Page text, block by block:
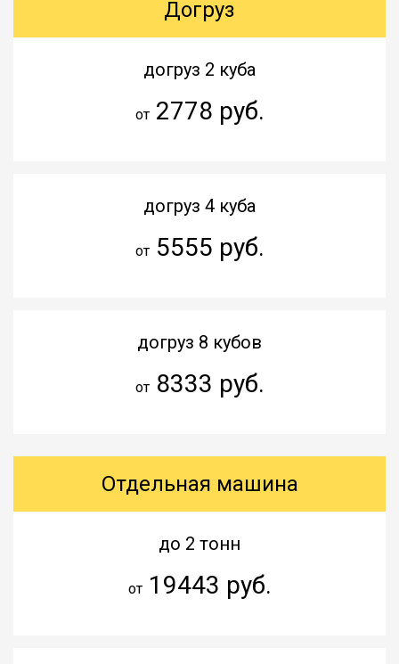
Догруз
догруз 2 куба
от2778 руб.
догруз 4 куба
от5555 руб.
догруз 8 кубов
от8333 руб.
Отдельная машина
до 2 тонн
от19443 руб.